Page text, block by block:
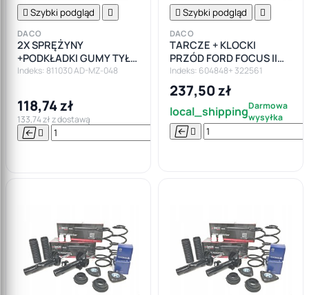
 Szybki podgląd 
DACO
2X SPRĘŻYNY
+PODKŁADKI GUMY TYŁ
FORD FOCUS II MK2
Indeks: 811030 AD-MZ-048
118,74 zł
133,74 zł z dostawą
  

Do
 Szybki podgląd 
DACO
TARCZE + KLOCKI
PRZÓD FORD FOCUS II
MK2 CMAX VOLVO C30
S40 V50 278mm
Indeks: 604848+ 322561
237,50 zł
local_shippingDarmowa
wysyłka
 